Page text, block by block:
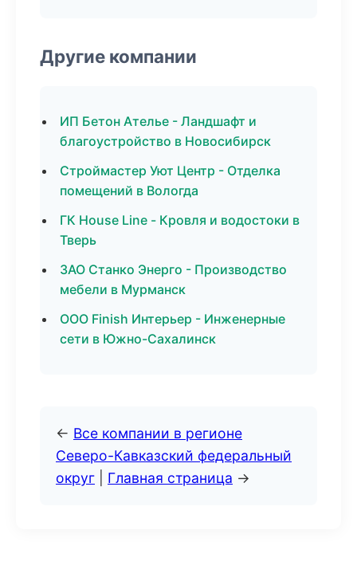
Другие компании
ИП Бетон Ателье - Ландшафт и
благоустройство в Новосибирск
Строймастер Уют Центр - Отделка
помещений в Вологда
ГК House Line - Кровля и водостоки в
Тверь
ЗАО Станко Энерго - Производство
мебели в Мурманск
ООО Finish Интерьер - Инженерные
сети в Южно-Сахалинск
← Все компании в регионе
Северо-Кавказский федеральный
округ
Главная страница →